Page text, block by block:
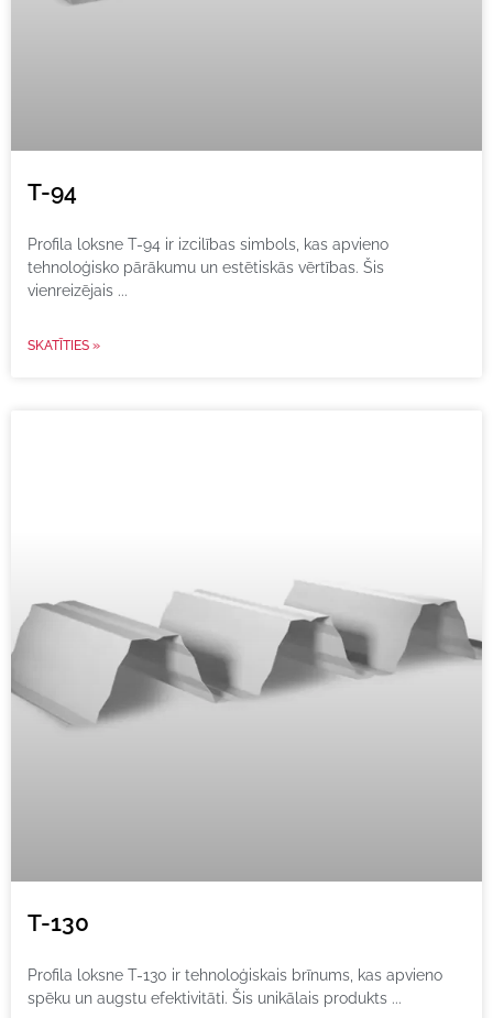
T-94
Profila loksne T-94 ir izcilības simbols, kas apvieno
tehnoloģisko pārākumu un estētiskās vērtības. Šis
vienreizējais
SKATĪTIES »
T-130
Profila loksne T-130 ir tehnoloģiskais brīnums, kas apvieno
spēku un augstu efektivitāti. Šis unikālais produkts